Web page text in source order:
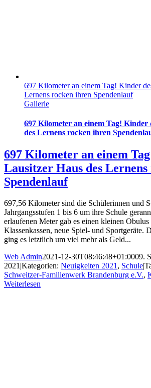
697 Kilometer an einem Tag! Kinder
Lernens rocken ihren Spendenlauf
Gallerie
697 Kilometer an einem Tag! Kinder
des Lernens rocken ihren
697 Kilometer an einem
Lausitzer Haus des
Spendenlauf
697,56 Kilometer sind die Schülerinnen und
Jahrgangsstufen 1 bis 6 um ihre Schule
erlaufenen Meter gab es einen kleinen
Klassenkassen, neue Spiel- und Sportgeräte.
ging es letztlich um viel mehr als Geld...
Web Admin2021-12-30T08:46:48+01:0009.
2021 |Kategorien: Neuigkeiten 2021 , Schule|
Schweitzer-Familienwerk Brandenburg e.V.,
Weiterlesen